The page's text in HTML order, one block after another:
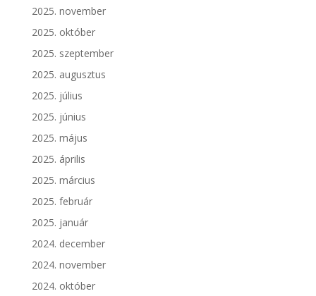
2025. november
2025. október
2025. szeptember
2025. augusztus
2025. július
2025. június
2025. május
2025. április
2025. március
2025. február
2025. január
2024. december
2024. november
2024. október